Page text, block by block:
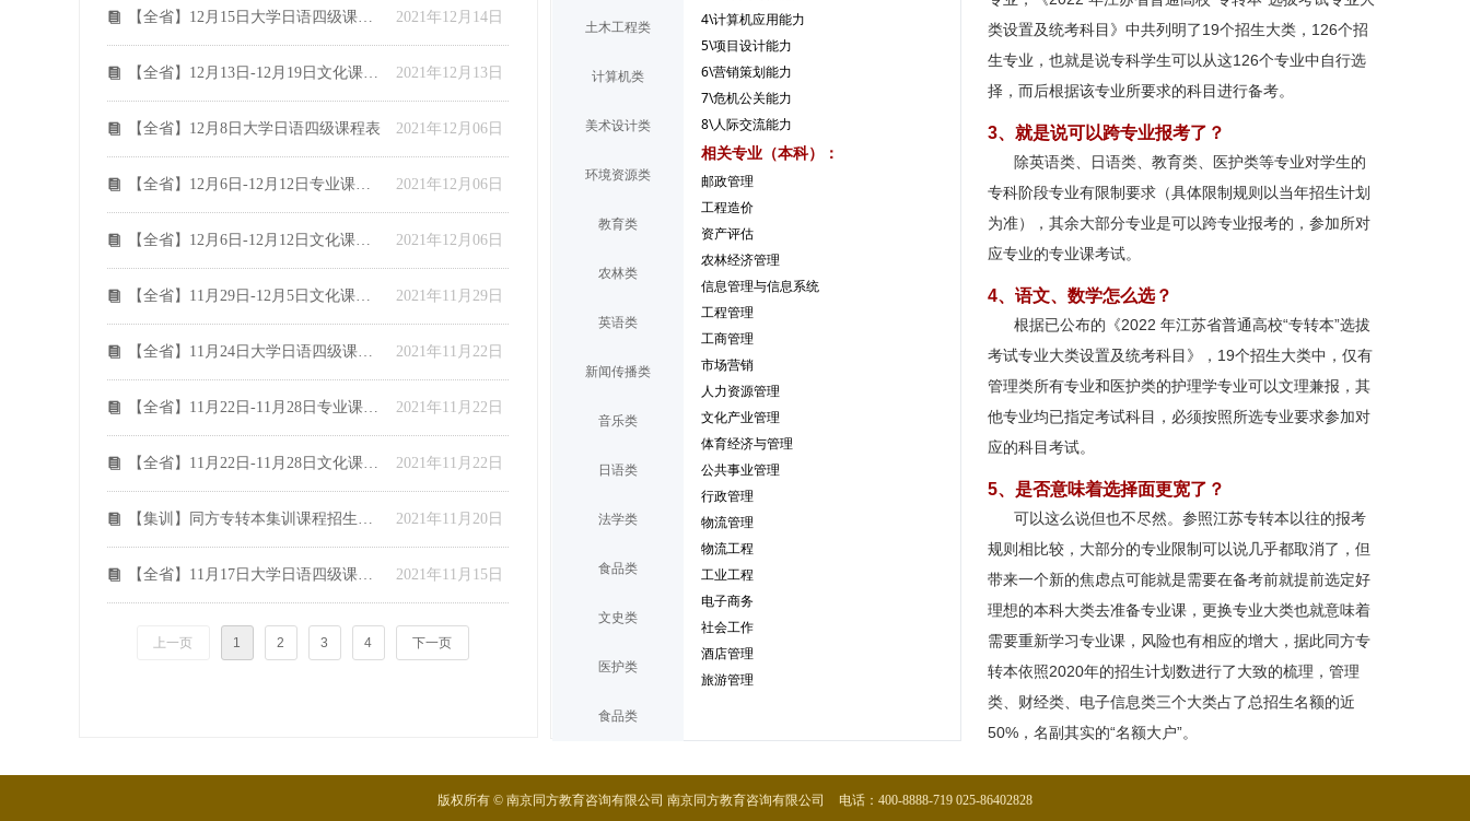
2021年12月14日
뀴 【全省】12月15日大学日语四级课程表
2021年12月13日
뀴 【全省】12月13日-12月19日文化课课程安排
2021年12月06日
뀴 【全省】12月8日大学日语四级课程表
2021年12月06日
뀴 【全省】12月6日-12月12日专业课课程安排
2021年12月06日
뀴 【全省】12月6日-12月12日文化课课程安排
2021年11月29日
뀴 【全省】11月29日-12月5日文化课课程安排
2021年11月22日
뀴 【全省】11月24日大学日语四级课程表
2021年11月22日
뀴 【全省】11月22日-11月28日专业课课程安排
2021年11月22日
뀴 【全省】11月22日-11月28日文化课课程安排
2021年11月20日
뀴 【集训】同方专转本集训课程招生啦！！！
2021年11月15日
뀴 【全省】11月17日大学日语四级课程表
上一页 1 2 3 4 下一页
土木工程类
计算机类
美术设计类
环境资源类
教育类
农林类
英语类
新闻传播类
音乐类
日语类
法学类
食品类
文史类
医护类
食品类
4\计算机应用能力
5\项目设计能力
6\营销策划能力
7\危机公关能力
8\人际交流能力
相关专业（本科）：
邮政管理
工程造价
资产评估
农林经济管理
信息管理与信息系统
工程管理
工商管理
市场营销
人力资源管理
文化产业管理
体育经济与管理
公共事业管理
行政管理
物流管理
物流工程
工业工程
电子商务
社会工作
酒店管理
旅游管理
类设置及统考科目》中共列明了19个招生大类，126个招
生专业，也就是说专科学生可以从这126个专业中自行选
择，而后根据该专业所要求的科目进行备考。
3、就是说可以跨专业报考了？
除英语类、日语类、教育类、医护类等专业对学生的
专科阶段专业有限制要求（具体限制规则以当年招生计划
为准），其余大部分专业是可以跨专业报考的，参加所对
应专业的专业课考试。
4、语文、数学怎么选？
根据已公布的《2022 年江苏省普通高校“专转本”选拔
考试专业大类设置及统考科目》，19个招生大类中，仅有
管理类所有专业和医护类的护理学专业可以文理兼报，其
他专业均已指定考试科目，必须按照所选专业要求参加对
应的科目考试。
5、是否意味着选择面更宽了？
可以这么说但也不尽然。参照江苏专转本以往的报考
规则相比较，大部分的专业限制可以说几乎都取消了，但
带来一个新的焦虑点可能就是需要在备考前就提前选定好
理想的本科大类去准备专业课，更换专业大类也就意味着
需要重新学习专业课，风险也有相应的增大，据此同方专
转本依照2020年的招生计划数进行了大致的梳理，管理
类、财经类、电子信息类三个大类占了总招生名额的近
50%，名副其实的“名额大户”。
版权所有 © 南京同方教育咨询有限公司 南京同方教育咨询有限公司 电话：400-8888-719 025-86402828